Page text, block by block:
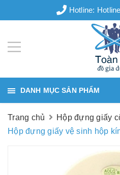
Hotline:
DANH MỤC SẢN PHẨM
Trang chủ
Hộp đựng giấy
Hộp đựng giấy vệ sinh hộp